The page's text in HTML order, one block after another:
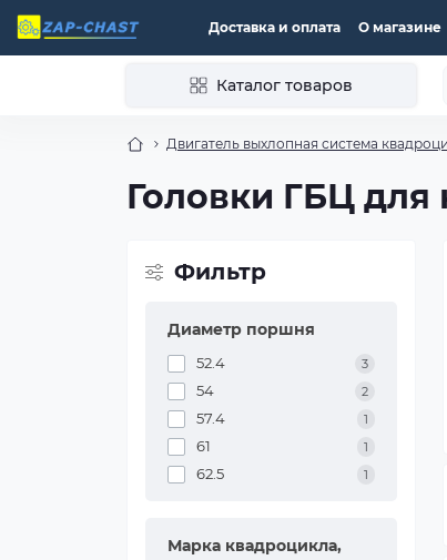
Доставка и оплата О магазине
Каталог товаров
Двигатель выхлопная система
Головки ГБЦ для
Фильтр
Диаметр поршня
52.4 3
54 2
57.4 1
61 1
62.5 1
Марка квадроцикла,